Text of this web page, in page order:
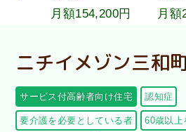
ニチイメゾン三和
サービス付高齢者向け住宅 認知症
要介護を必要としている者 60歳以上
月額206,990円
月